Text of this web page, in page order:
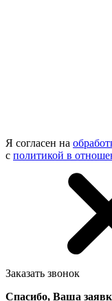
Я согласен на
с политикой в
Заказать звонок
Спасибо, Ваша